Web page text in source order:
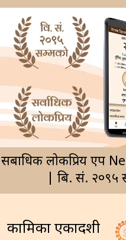
सर्बाधिक लोकप्रिय एप
| बि. सं. २०९५
कामिका एकादशी